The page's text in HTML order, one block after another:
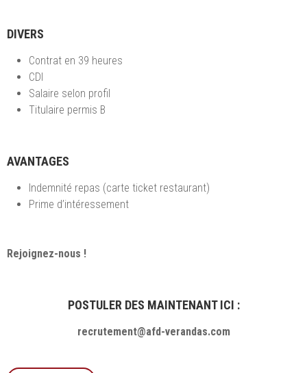
DIVERS
Contrat en 39 heures
CDI
Salaire selon profil
Titulaire permis B
AVANTAGES
Indemnité repas (carte ticket restaurant)
Prime d’intéressement
Rejoignez-nous !
POSTULER DES MAINTENANT ICI :
recrutement@afd-verandas.com